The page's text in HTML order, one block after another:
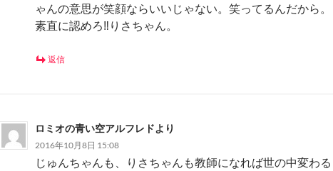
ゃんの意思が笑顔ならいいじゃない。笑ってるんだから。
素直に認めろ‼りさちゃん。
返信
ロミオの青い空アルフレドより
2016年10月8日 15:08
じゅんちゃんも、りさちゃんも教師になれば世の中変わる